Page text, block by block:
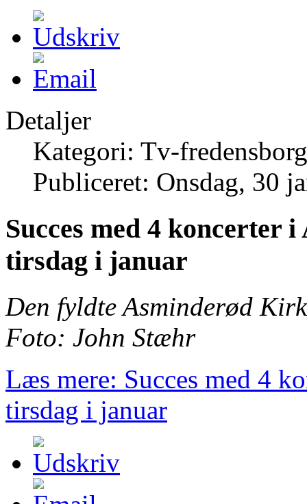
Detaljer
Kategori: Tv-
Publiceret: Onsdag, 30
Succes med 4 koncerter
tirsdag i januar
Den fyldte Asminderød
Foto: John Stæhr
Læs mere: Succes med 4
tirsdag i januar